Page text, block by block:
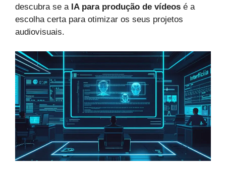
descubra se a IA para produção de vídeos é a
escolha certa para otimizar os seus projetos
audiovisuais.